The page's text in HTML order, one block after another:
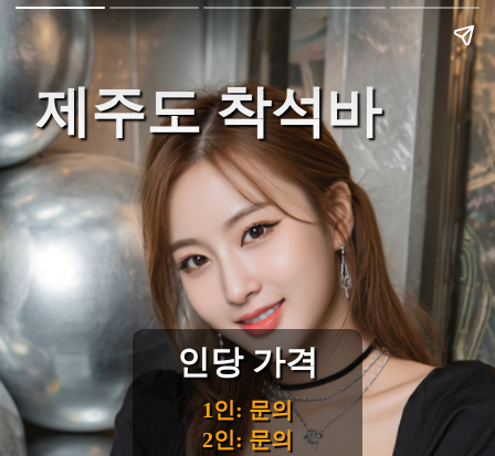
제주도 착석바
인당 가격
1인: 문의
2인: 문의